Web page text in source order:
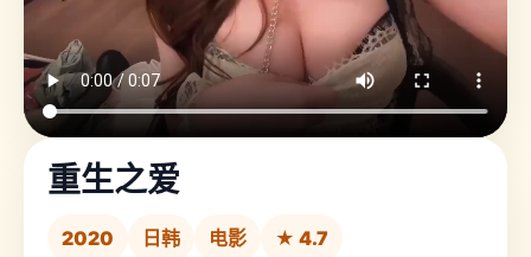
重生之爱
2020 日韩 电影
★ 4.7